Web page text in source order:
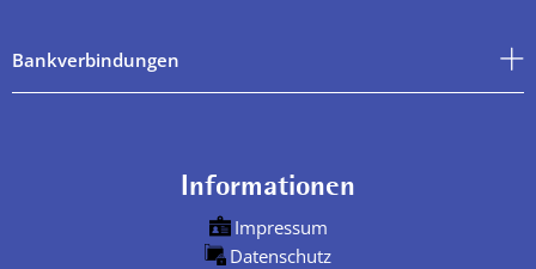
Bankverbindungen
Informationen
Impressum
Datenschutz